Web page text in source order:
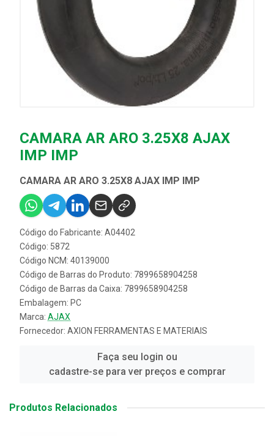
CAMARA AR ARO 3.25X8 AJAX
IMP IMP
CAMARA AR ARO 3.25X8 AJAX IMP IMP
Código do Fabricante: A04402
Código: 5872
Código NCM: 40139000
Código de Barras do Produto: 7899658904258
Código de Barras da Caixa: 7899658904258
Embalagem: PC
Marca: AJAX
Fornecedor: AXION FERRAMENTAS E MATERIAIS
Faça seu login ou
cadastre-se para ver preços e comprar
Produtos Relacionados